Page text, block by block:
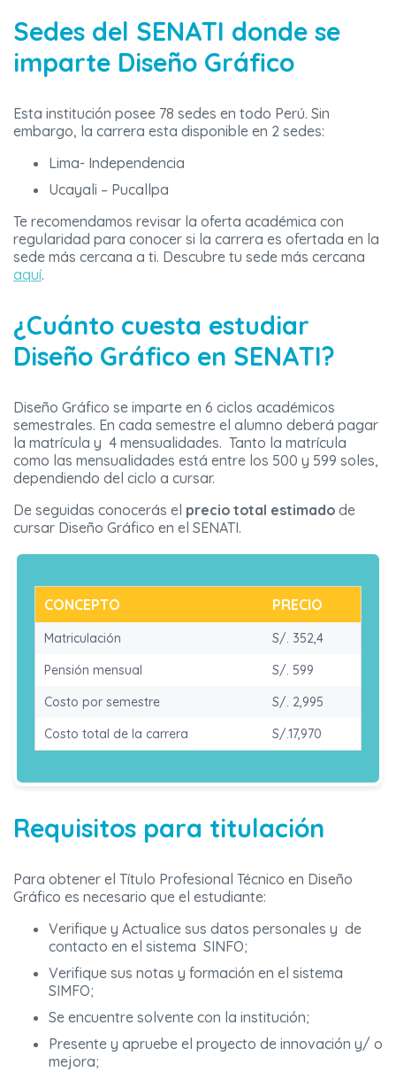
Sedes del SENATI donde se
imparte Diseño Gráfico
Esta institución posee 78 sedes en todo Perú. Sin
embargo, la carrera esta disponible en 2 sedes:
Lima- Independencia
Ucayali – Pucallpa
Te recomendamos revisar la oferta académica con
regularidad para conocer si la carrera es ofertada en la
sede más cercana a ti. Descubre tu sede más cercana
aquí.
¿Cuánto cuesta estudiar
Diseño Gráfico en SENATI?
Diseño Gráfico se imparte en 6 ciclos académicos
semestrales. En cada semestre el alumno deberá pagar
la matrícula y 4 mensualidades. Tanto la matrícula
como las mensualidades está entre los 500 y 599 soles,
dependiendo del ciclo a cursar.
De seguidas conocerás el precio total estimado de
cursar Diseño Gráfico en el SENATI.
CONCEPTO PRECIO
Matriculación
S/. 352,4
Pensión mensual
S/. 599
Costo por semestre
S/. 2,995
Costo total de la carrera
S/.17,970
Requisitos para titulación
Para obtener el Título Profesional Técnico en Diseño
Gráfico es necesario que el estudiante:
Verifique y Actualice sus datos personales y de
contacto en el sistema SINFO;
Verifique sus notas y formación en el sistema
SIMFO;
Se encuentre solvente con la institución;
Presente y apruebe el proyecto de innovación y/ o
mejora;